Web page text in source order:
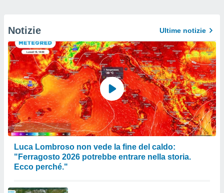
Notizie Ultime notizie
Luca Lombroso non vede la fine del caldo:
"Ferragosto 2026 potrebbe entrare nella storia.
Ecco perché."